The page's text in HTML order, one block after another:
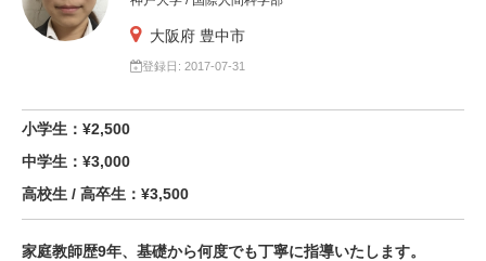
大阪府 豊中市
登録日: 2017-07-31
小学生：¥2,500
中学生：¥3,000
高校生 / 高卒生：¥3,500
家庭教師歴9年、基礎から何度でも丁寧に指導いたします。